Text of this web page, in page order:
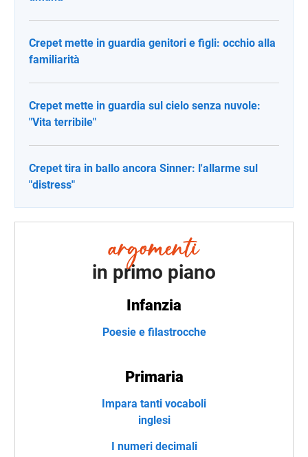
Crepet mette in guardia genitori e figli: occhio alla
familiarità
Crepet mette in guardia sul cielo senza nuvole:
"Vita terribile"
Crepet tira in ballo ancora Sinner: l'allarme sul
"distress"
in primo piano
Infanzia
Poesie e filastrocche
Primaria
Impara tanti vocaboli
inglesi
I numeri decimali